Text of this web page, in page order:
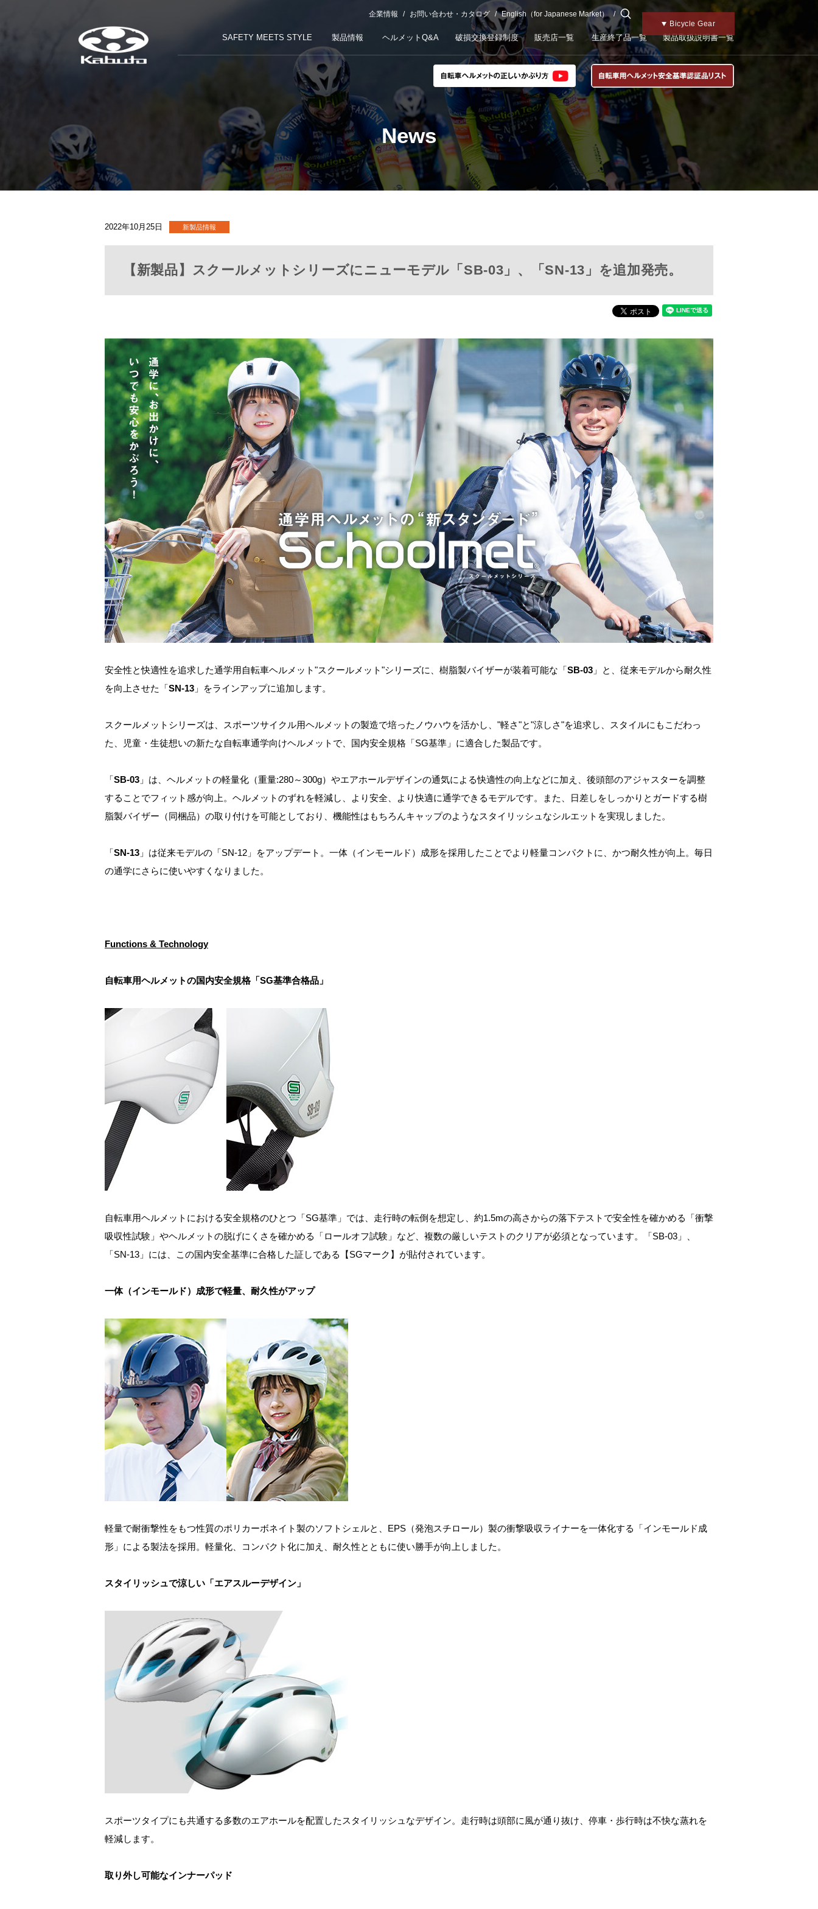
Bicycle Gear
Kabutoトップ
Motorcycle Gear
チャイルドメット
企業情報 お問い合わせ・カタログ English（for Japanese Market）
SAFETY MEETS STYLE 製品情報 ヘルメットQ&A 破損交換登録制度 販売店一覧 生産終了品一覧 製品取扱説明書一覧
News
2022年10月25日
【新製品】スクールメットシリーズにニューモデル「SB-03」、「SN-13」を追加発売。
安全性と快適性を追求した通学用自転車ヘルメット"スクールメット"シリーズに、樹脂製バイザーが装着可能な「SB-03 」と、従来モデルから耐久性
を向上させた「SN-13 」をラインアップに追加します。
スクールメットシリーズは、スポーツサイクル用ヘルメットの製造で培ったノウハウを活かし、"軽さ"と"涼しさ"を追求し、スタイルにもこだわっ
た、児童・生徒想いの新たな自転車通学向けヘルメットで、国内安全規格「SG基準」に適合した製品です。
「SB-03 」は、ヘルメットの軽量化（重量:280～300g）やエアホールデザインの通気による快適性の向上などに加え、後頭部のアジャスターを調整
することでフィット感が向上。ヘルメットのずれを軽減し、より安全、より快適に通学できるモデルです。また、日差しをしっかりとガードする樹
脂製バイザー（同梱品）の取り付けを可能としており、機能性はもちろんキャップのようなスタイリッシュなシルエットを実現しました。
「SN-13 」は従来モデルの「SN-12」をアップデート。一体（インモールド）成形を採用したことでより軽量コンパクトに、かつ耐久性が向上。毎日
の通学にさらに使いやすくなりました。
Functions & Technology
自転車用ヘルメットの国内安全規格「SG基準合格品」
自転車用ヘルメットにおける安全規格のひとつ「SG基準」では、走行時の転倒を想定し、約1.5mの高さからの落下テストで安全性を確かめる「衝撃
吸収性試験」やヘルメットの脱げにくさを確かめる「ロールオフ試験」など、複数の厳しいテストのクリアが必須となっています。「SB-03」、
「SN-13」には、この国内安全基準に合格した証しである【SGマーク】が貼付されています。
一体（インモールド）成形で軽量、耐久性がアップ
軽量で耐衝撃性をもつ性質のポリカーボネイト製のソフトシェルと、EPS（発泡スチロール）製の衝撃吸収ライナーを一体化する「インモールド成
形」による製法を採用。軽量化、コンパクト化に加え、耐久性とともに使い勝手が向上しました。
スタイリッシュで涼しい「エアスルーデザイン」
スポーツタイプにも共通する多数のエアホールを配置したスタイリッシュなデザイン。走行時は頭部に風が通り抜け、停車・歩行時は不快な蒸れを
軽減します。
取り外し可能なインナーパッド